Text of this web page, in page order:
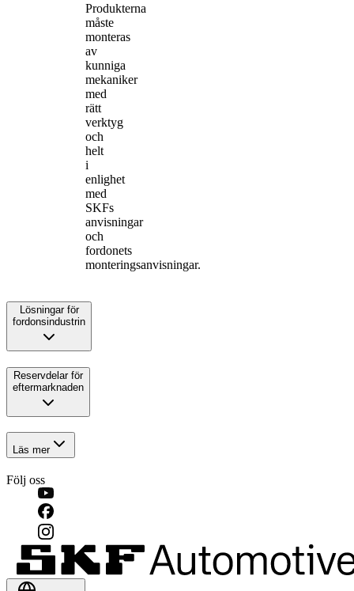
Produkterna
måste
monteras
av
kunniga
mekaniker
med
rätt
verktyg
och
helt
i
enlighet
med
SKFs
anvisningar
och
fordonets
monteringsanvisningar.
Lösningar för
fordonsindustrin
Reservdelar för
eftermarknaden
Läs mer
Följ oss